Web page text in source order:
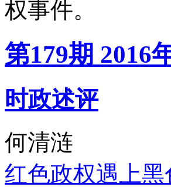
权事件。
第179期 2016
时政述评
何清涟
红色政权遇上黑